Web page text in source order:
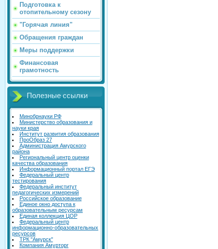
Подготовка к
отопительному сезону
"Горячая линия"
Обращения граждан
Меры поддержки
Финансовая
грамотность
Полезные ссылки
Минобрнауки РФ
Министерство образования и
науки края
Институт развития образования
ПроОбраз 27
Администрация Амурского
района
Региональный центр оценки
качества образования
Информационный портал ЕГЭ
Федеральный центр
тестирования
Федеральный институт
педагогических измерений
Российское образование
Единое окно доступа к
образовательным ресурсам
Единая коллекция ЦОР
Федеральный центр
информационно-образовательных
ресурсов
ТРК "Амурск"
Компания Амурторг